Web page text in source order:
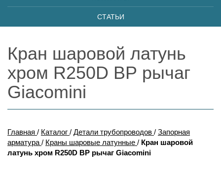
СТАТЬИ
Кран шаровой латунь
хром R250D ВР рычаг
Giacomini
Главная / Каталог / Детали трубопроводов / Запорная
арматура / Краны шаровые латунные / Кран шаровой
латунь хром R250D ВР рычаг Giacomini